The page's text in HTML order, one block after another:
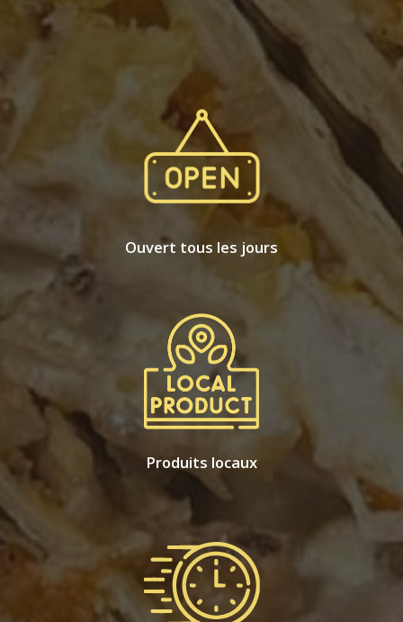
Ouvert tous les jours
Produits locaux